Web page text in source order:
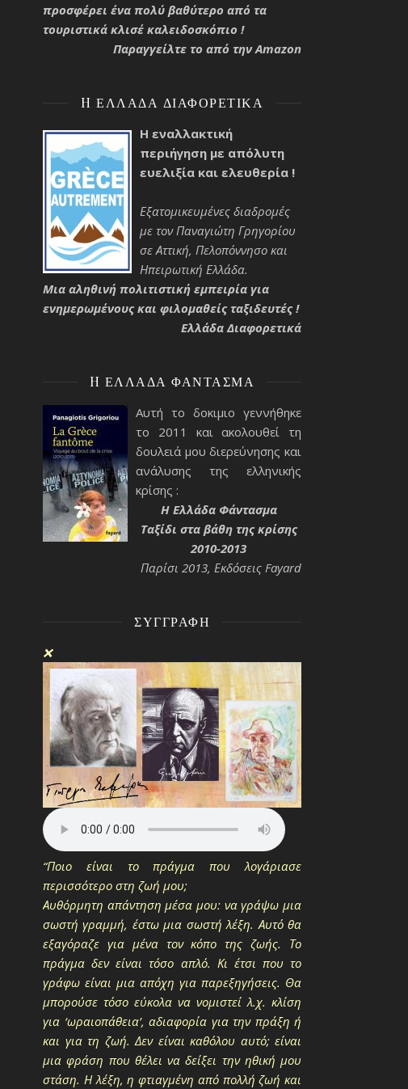
προσφέρει ένα πολύ βαθύτερο από τα
τουριστικά κλισέ καλειδοσκόπιο !
Παραγγείλτε το από την Amazon
H ΕΛΛΆΔΑ ΔΙΑΦΟΡΕΤΙΚΆ
Η εναλλακτική
περιήγηση με απόλυτη
ευελιξία και ελευθερία !
Εξατομικευμένες διαδρομές
με τον Παναγιώτη Γρηγορίου
σε Αττική, Πελοπόννησο και
Ηπειρωτική Ελλάδα.
Μια αληθινή πολιτιστική εμπειρία για
ενημερωμένους και φιλομαθείς ταξιδευτές !
Ελλάδα Διαφορετικά
H ΕΛΛΆΔΑ ΦΆΝΤΑΣΜΑ
Αυτή το δοκιμιο γεννήθηκε
το 2011 και ακολουθεί τη
δουλειά μου διερεύνησης και
ανάλυσης της ελληνικής
κρίσης :
H Ελλάδα Φάντασμα
Ταξίδι στα βάθη της κρίσης
2010-2013
Παρίσι 2013, Εκδόσεις Fayard
ΣΥΓΓΡΑΦΉ
❌
“Ποιο είναι το πράγμα που λογάριασε
περισσότερο στη ζωή μου;
Αυθόρμητη απάντηση μέσα μου: να γράψω μια
σωστή γραμμή, έστω μια σωστή λέξη. Αυτό θα
εξαγόραζε για μένα τον κόπο της ζωής. Το
πράγμα δεν είναι τόσο απλό. Κι έτσι που το
γράφω είναι μια απόχη για παρεξηγήσεις. Θα
μπορούσε τόσο εύκολα να νομιστεί λ.χ. κλίση
για ‘ωραιοπάθεια’, αδιαφορία για την πράξη ή
και για τη ζωή. Δεν είναι καθόλου αυτό; είναι
μια φράση που θέλει να δείξει την ηθική μου
στάση. Η λέξη, η φτιαγμένη από πολλή ζωή και